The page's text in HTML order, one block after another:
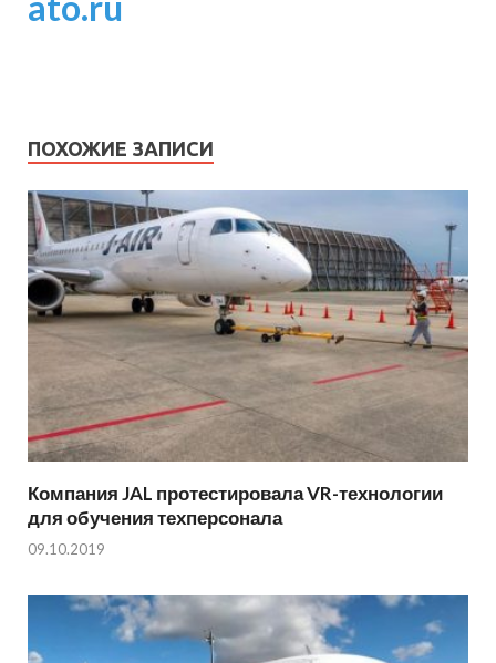
ПОХОЖИЕ ЗАПИСИ
Компания JAL протестировала VR-технологии
для обучения техперсонала
09.10.2019